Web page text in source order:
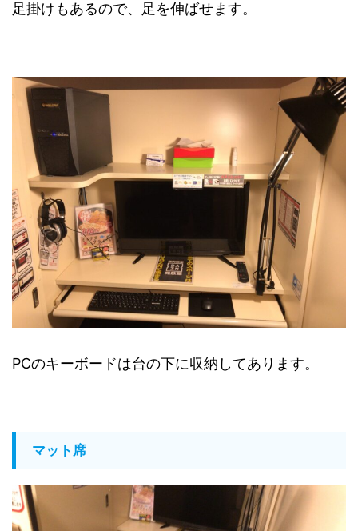
足掛けもあるので、足を伸ばせます。
PCのキーボードは台の下に収納してあります。
マット席